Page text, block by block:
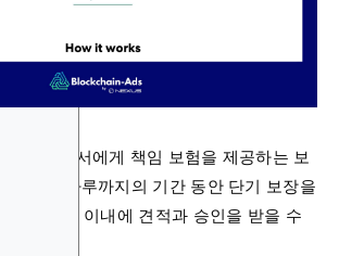
자, 프리랜서에게 책임 보험을 제공하는 보
간에서 하루까지의 기간 동안 단기 보장을
성 후 60초 이내에 견적과 승인을 받을 수